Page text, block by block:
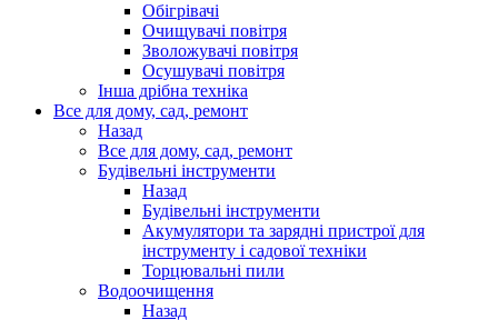
Обігрівачі
Очищувачі повітря
Зволожувачі повітря
Осушувачі повітря
Інша дрібна техніка
Все для дому, сад, ремонт
Назад
Все для дому, сад, ремонт
Будівельні інструменти
Назад
Будівельні інструменти
Акумулятори та зарядні пристрої для
інструменту і садової техніки
Торцювальні пили
Водоочищення
Назад